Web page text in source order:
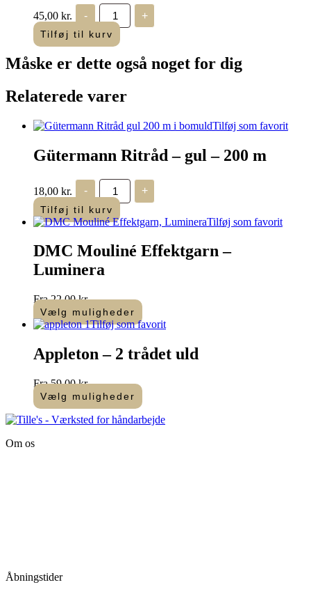
45,00 kr. -
DMC
Diamant
Grande
-
-
G3821
+
Tilføj til kurv
Måske er dette også noget for dig
Relaterede varer
Tilføj som favorit
Gütermann Ritråd – gul – 200 m
18,00 kr. -
Gütermann
Ritråd
-
gul
-
m
+
Tilføj til kurv
Tilføj som favorit
DMC Mouliné Effektgarn –
Luminera
Fra22,00kr.
Vælg muligheder
Dette
har
flere
Mulighederne
kan
vælges
på
Tilføj som favorit
Appleton – 2 trådet uld
Fra59,00kr.
Vælg muligheder
Dette
vare
flere
Om os
Åbningstider